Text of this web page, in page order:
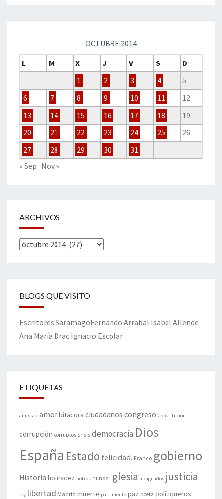
OCTUBRE 2014
L
M X J V S
D
1
2 3 4
5
6
7 8 9 10 11
12
13
14 15 16 17 18
19
20
21 22 23 24 25
26
27
28 29 30
31
« Sep Nov »
ARCHIVOS
Archivos
BLOGS QUE VISITO
Escritores SaramagoFernando Arrabal Isabel Allende
Ana María Drac Ignacio Escolar
ETIQUETAS
amistad amorbitácora ciudadanos congreso Constitución
corrupción corruptos crisis democracia Dios
España Estado felicidad. Franco gobierno
Historia honradez hotros hunos Iglesia indignados justicia
ley libertad Madrid muerte parlamento paz poeta politiqueros